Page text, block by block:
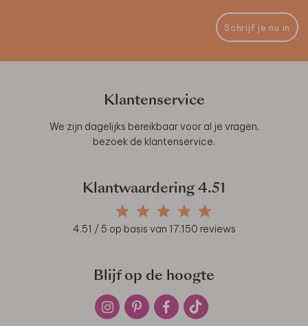
Schrijf je nu in
Klantenservice
We zijn dagelijks bereikbaar voor al je vragen,
bezoek de klantenservice.
Klantwaardering 4.51
4.51 / 5 op basis van 17.150 reviews
Blijf op de hoogte